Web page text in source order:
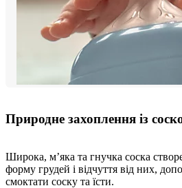
Природне захоплення із
Широка, м’яка та гнучка соска
форму грудей і відчуття від них,
смоктати соску та їсти.